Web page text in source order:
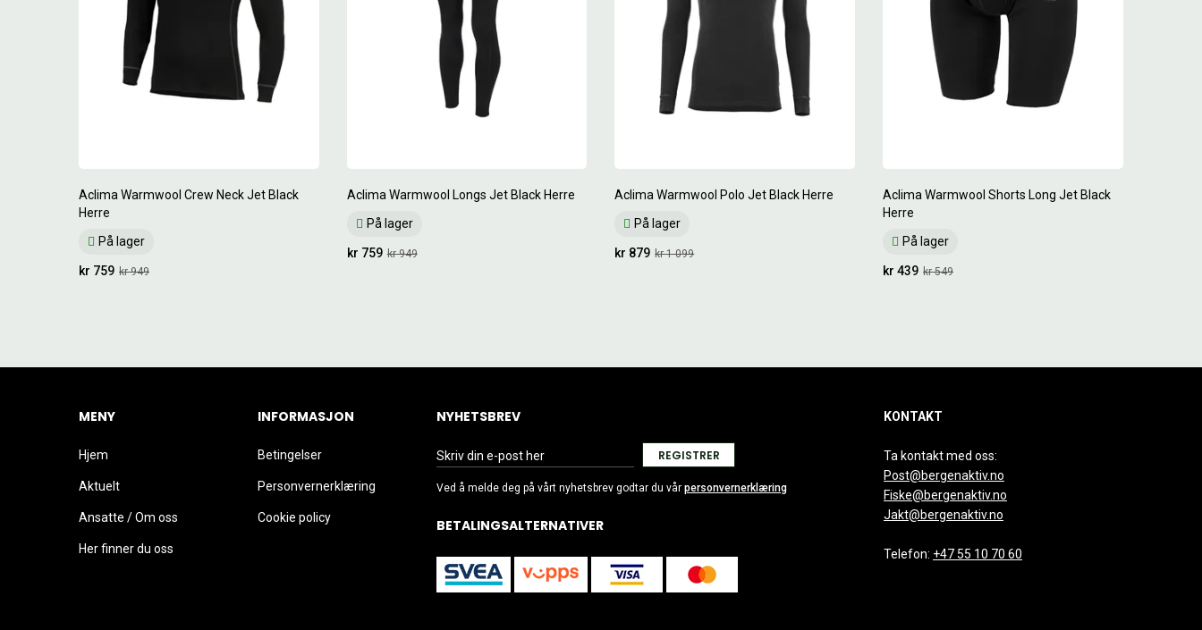
Aclima Warmwool Crew Neck Jet Black
Herre
På lager
kr 949
kr 759
Aclima Warmwool Longs Jet Black Herre
På lager
kr 949
kr 759
Aclima Warmwool Polo Jet Black Herre
På lager
kr 1 099
kr 879
Aclima Warmwool Shorts Long Jet Black
Herre
På lager
kr 549
kr 439
MENY
Hjem
Aktuelt
Ansatte / Om oss
Her finner du oss
INFORMASJON
Betingelser
Personvernerklæring
Cookie policy
NYHETSBREV
REGISTRER
Ved å melde deg på vårt nyhetsbrev godtar du vår personvernerklæring
BETALINGSALTERNATIVER
KONTAKT
Ta kontakt med oss:
Post@bergenaktiv.no
Fiske@bergenaktiv.no
Jakt@bergenaktiv.no
Telefon: +47 55 10 70 60